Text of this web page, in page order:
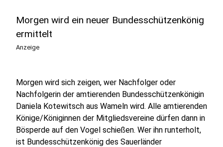
Morgen wird ein neuer Bundesschützenkönig
ermittelt
Anzeige
Morgen wird sich zeigen, wer Nachfolger oder
Nachfolgerin der amtierenden Bundesschützenkönigin
Daniela Kotewitsch aus Wameln wird. Alle amtierenden
Könige/Königinnen der Mitgliedsvereine dürfen dann in
Bösperde auf den Vogel schießen. Wer ihn runterholt,
ist Bundesschützenkönig des Sauerländer